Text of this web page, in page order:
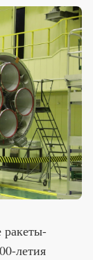
ракеты-
летия